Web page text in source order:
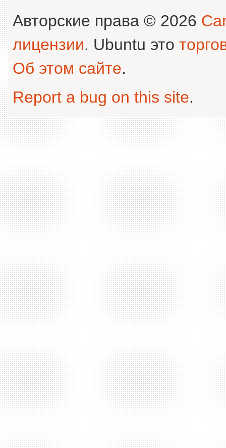
Авторские права © 2026
лицензии. Ubuntu это
Об этом сайте.
Report a bug on this site.